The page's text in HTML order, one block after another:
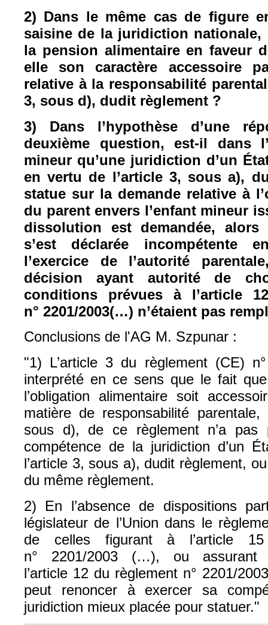
2) Dans le même cas de figure
saisine de la juridiction nationale,
la pension alimentaire en faveur
elle son caractère accessoire
relative à la responsabilité
3, sous d), dudit règlement ?
3) Dans l’hypothèse d’une
deuxième question, est-il dans
mineur qu’une juridiction d’un
en vertu de l’article 3, sous a),
statue sur la demande relative à
du parent envers l’enfant mineur
dissolution est demandée,
s’est déclarée incompétente
l’exercice de l’autorité
décision ayant autorité de
conditions prévues à l’article
n° 2201/2003(…) n’étaient pas
Conclusions de l'AG M. Szpunar :
"1) L’article 3 du règlement (CE)
interprété en ce sens que le fait
l’obligation alimentaire soit
matière de responsabilité
sous d), de ce règlement n’a pas
compétence de la juridiction d’un
l’article 3, sous a), dudit règlement,
du même règlement.
2) En l’absence de dispositions
législateur de l’Union dans le
de celles figurant à l’article
n° 2201/2003 (…), ou assurant
l’article 12 du règlement n° 2201/
peut renoncer à exercer sa
juridiction mieux placée pour statuer."